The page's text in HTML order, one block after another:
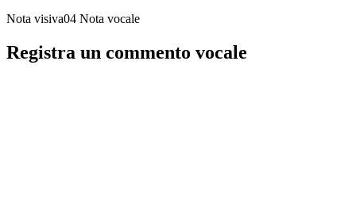
Nota visiva04 Nota vocale
Registra un commento vocale